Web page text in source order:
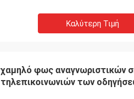
Καλύτερη Τιμή
χαμηλό φως αναγνωριστικών
τηλεπικοινωνιών των